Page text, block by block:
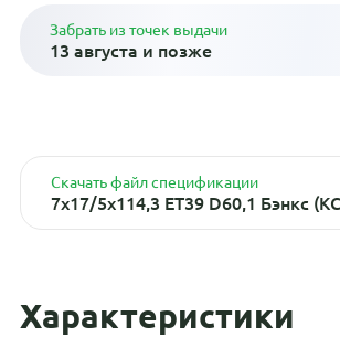
Забрать из точек выдачи
13 августа и позже
Скачать файл спецификации
7x17/5x114,3 ET39 D60,1 Бэнкс
Характеристики